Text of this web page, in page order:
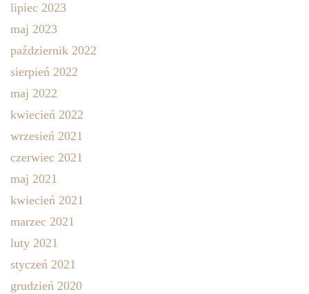
lipiec 2023
maj 2023
październik 2022
sierpień 2022
maj 2022
kwiecień 2022
wrzesień 2021
czerwiec 2021
maj 2021
kwiecień 2021
marzec 2021
luty 2021
styczeń 2021
grudzień 2020